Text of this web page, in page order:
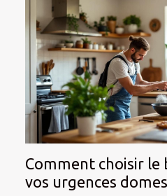
Comment choisir le
vos urgences